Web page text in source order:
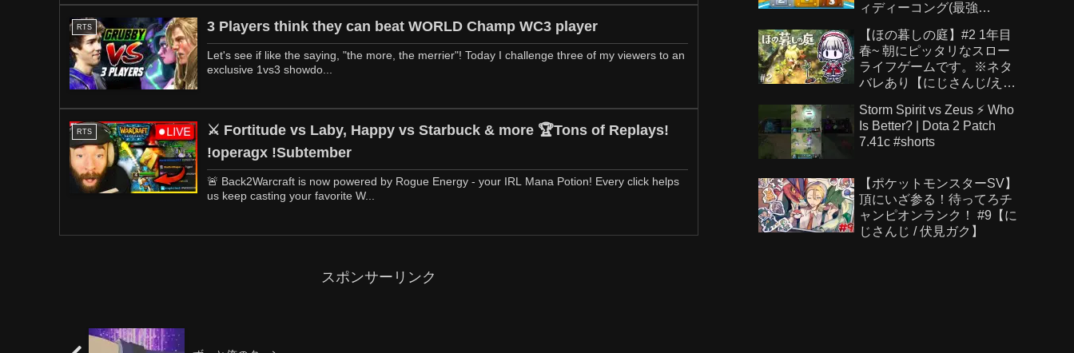
RTS 3 Players think they can beat WORLD Champ WC3 player
Let's see if like the saying, "the more, the merrier"! Today I challenge three of my viewers to an
exclusive 1vs3 showdo...
RTS
⚔️ Fortitude vs Laby, Happy vs Starbuck & more 🏆Tons of Replays!
!operagx !Subtember
🚨 Back2Warcraft is now powered by Rogue Energy - your IRL Mana Potion! Every click helps
us keep casting your favorite W...
スポンサーリンク
ィディーコング(最強
【ほの暮しの庭】#2 1年目
春~ 朝にピッタリなスロー
ライフゲームです。※ネタ
バレあり【にじさんじ/え
Storm Spirit vs Zeus ⚡ Who
Is Better? | Dota 2 Patch
7.41c #shorts
【ポケットモンスターSV】
頂にいざ参る！待ってろチ
ャンピオンランク！ #9【に
じさんじ / 伏見ガク】